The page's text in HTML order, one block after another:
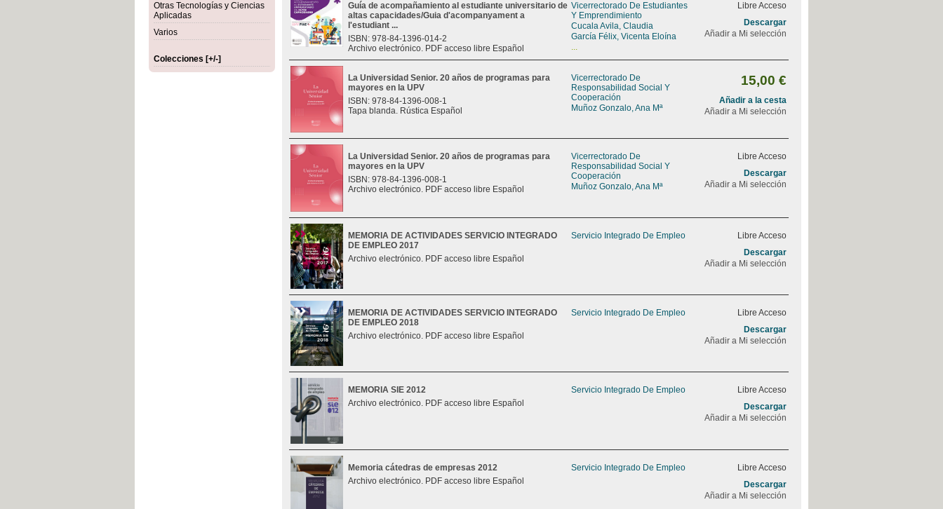
Otras Tecnologías y Ciencias
Aplicadas
Varios
Colecciones [+/-]
Guía de acompañamiento al estudiante universitario de
altas capacidades/Guia d'acompanyament a
l'estudiant ...
ISBN: 978-84-1396-014-2
Archivo electrónico. PDF acceso libre Español
Vicerrectorado De Estudiantes
Y Emprendimiento
Cucala Avila, Claudia
García Félix, Vicenta Eloína
...
Libre Acceso
Descargar
Añadir a Mi selección
La Universidad Senior. 20 años de programas para
mayores en la UPV
ISBN: 978-84-1396-008-1
Tapa blanda. Rústica Español
Vicerrectorado De
Responsabilidad Social Y
Cooperación
Muñoz Gonzalo, Ana Mª
15,00 €
Añadir a la cesta
Añadir a Mi selección
La Universidad Senior. 20 años de programas para
mayores en la UPV
ISBN: 978-84-1396-008-1
Archivo electrónico. PDF acceso libre Español
Vicerrectorado De
Responsabilidad Social Y
Cooperación
Muñoz Gonzalo, Ana Mª
Libre Acceso
Descargar
Añadir a Mi selección
MEMORIA DE ACTIVIDADES SERVICIO INTEGRADO
DE EMPLEO 2017
Archivo electrónico. PDF acceso libre Español
Servicio Integrado De Empleo
Libre Acceso
Descargar
Añadir a Mi selección
MEMORIA DE ACTIVIDADES SERVICIO INTEGRADO
DE EMPLEO 2018
Archivo electrónico. PDF acceso libre Español
Servicio Integrado De Empleo
Libre Acceso
Descargar
Añadir a Mi selección
MEMORIA SIE 2012
Archivo electrónico. PDF acceso libre Español
Servicio Integrado De Empleo
Libre Acceso
Descargar
Añadir a Mi selección
Memoria cátedras de empresas 2012
Archivo electrónico. PDF acceso libre Español
Servicio Integrado De Empleo
Libre Acceso
Descargar
Añadir a Mi selección